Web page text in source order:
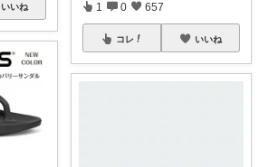
いいね 1 0 657
コレ いいね